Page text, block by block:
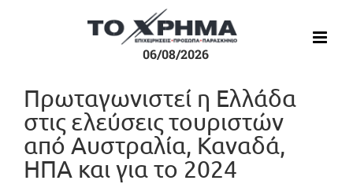
06/08/2026
Πρωταγωνιστεί η Ελλάδα
στις ελεύσεις τουριστών
από Αυστραλία, Καναδά,
ΗΠΑ και για το 2024